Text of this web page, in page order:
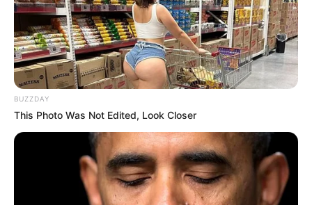
quienes la escuchan tiene que ver conel poder
sanador del útero. Según ella, las emociones
que una mujer no expresa, especialmente las
tristezas profundas y los miedos antiguos,se
acumulan en esa parte sagrada.
“Yo he visto cómo mujeres se enferman del
vientre por cargar culpas, por no llorar lo que
necesitaban llorar, o por quedarse en lugares
donde su alma ya no estaba”, cuenta mientras
acaricia una ramita de ruda.
BUZZDAY
This Photo Was Not Edited, Look Closer